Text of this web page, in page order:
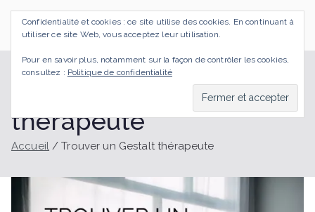
Aller
SI J'OSAIS
Bilan de Compétences Gestalt Rezé
Trouver un Gestalt
thérapeute
Accueil Trouver un Gestalt thérapeute
Confidentialité et cookies : ce site utilise des cookies. En continuant à
utiliser ce site Web, vous acceptez leur utilisation.
Pour en savoir plus, notamment sur la façon de contrôler les cookies,
consultez : Politique de confidentialité